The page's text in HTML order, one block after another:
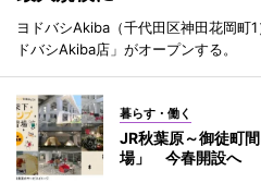
ヨドバシAkiba（千代田区神田花岡町
ドバシAkiba店」がオープンする。
暮らす・働く
JR秋葉原～御徒町
場」 今春開設へ